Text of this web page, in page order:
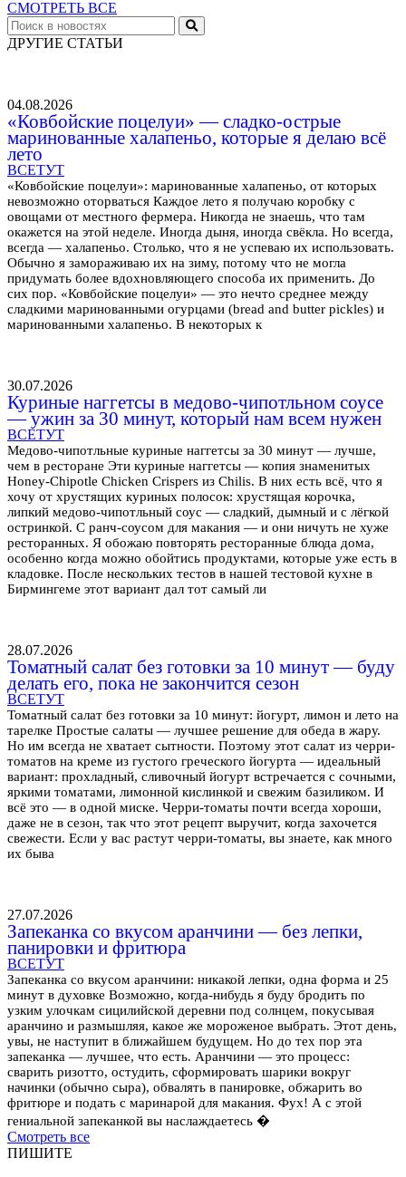
СМОТРЕТЬ ВСЕ
ДРУГИЕ СТАТЬИ
04.08.2026
«Ковбойские поцелуи» — сладко-острые
маринованные халапеньо, которые я делаю всё
лето
ВСЕТУТ
«Ковбойские поцелуи»: маринованные халапеньо, от которых
невозможно оторваться Каждое лето я получаю коробку с
овощами от местного фермера. Никогда не знаешь, что там
окажется на этой неделе. Иногда дыня, иногда свёкла. Но всегда,
всегда — халапеньо. Столько, что я не успеваю их использовать.
Обычно я замораживаю их на зиму, потому что не могла
придумать более вдохновляющего способа их применить. До
сих пор. «Ковбойские поцелуи» — это нечто среднее между
сладкими маринованными огурцами (bread and butter pickles) и
маринованными халапеньо. В некоторых к
30.07.2026
Куриные наггетсы в медово-чипотльном соусе
— ужин за 30 минут, который нам всем нужен
ВСЕТУТ
Медово-чипотльные куриные наггетсы за 30 минут — лучше,
чем в ресторане Эти куриные наггетсы — копия знаменитых
Honey-Chipotle Chicken Crispers из Chilis. В них есть всё, что я
хочу от хрустящих куриных полосок: хрустящая корочка,
липкий медово-чипотльный соус — сладкий, дымный и с лёгкой
остринкой. С ранч-соусом для макания — и они ничуть не хуже
ресторанных. Я обожаю повторять ресторанные блюда дома,
особенно когда можно обойтись продуктами, которые уже есть в
кладовке. После нескольких тестов в нашей тестовой кухне в
Бирмингеме этот вариант дал тот самый ли
28.07.2026
Томатный салат без готовки за 10 минут — буду
делать его, пока не закончится сезон
ВСЕТУТ
Томатный салат без готовки за 10 минут: йогурт, лимон и лето на
тарелке Простые салаты — лучшее решение для обеда в жару.
Но им всегда не хватает сытности. Поэтому этот салат из черри-
томатов на креме из густого греческого йогурта — идеальный
вариант: прохладный, сливочный йогурт встречается с сочными,
яркими томатами, лимонной кислинкой и свежим базиликом. И
всё это — в одной миске. Черри-томаты почти всегда хороши,
даже не в сезон, так что этот рецепт выручит, когда захочется
свежести. Если у вас растут черри-томаты, вы знаете, как много
их быва
27.07.2026
Запеканка со вкусом аранчини — без лепки,
панировки и фритюра
ВСЕТУТ
Запеканка со вкусом аранчини: никакой лепки, одна форма и 25
минут в духовке Возможно, когда-нибудь я буду бродить по
узким улочкам сицилийской деревни под солнцем, покусывая
аранчино и размышляя, какое же мороженое выбрать. Этот день,
увы, не наступит в ближайшем будущем. Но до тех пор эта
запеканка — лучшее, что есть. Аранчини — это процесс:
сварить ризотто, остудить, сформировать шарики вокруг
начинки (обычно сыра), обвалять в панировке, обжарить во
фритюре и подать с маринарой для макания. Фух! А с этой
гениальной запеканкой вы наслаждаетесь �
Смотреть все
ПИШИТЕ